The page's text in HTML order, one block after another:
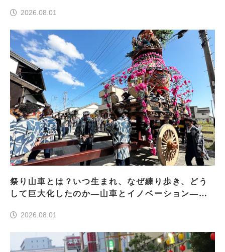
2026.08.01
祭り山車とは？いつ生まれ、なぜ練り歩き、どう
して巨大化したのか―山車とイノベーション―＜
2026.08.01